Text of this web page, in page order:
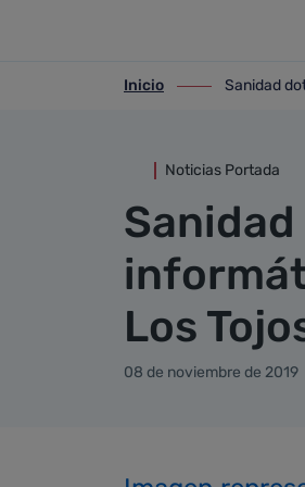
ir-a inicio
Inicio
ir-a Sanidad
Sanidad
Noticias Portada
Los
08 de noviembre de 2019